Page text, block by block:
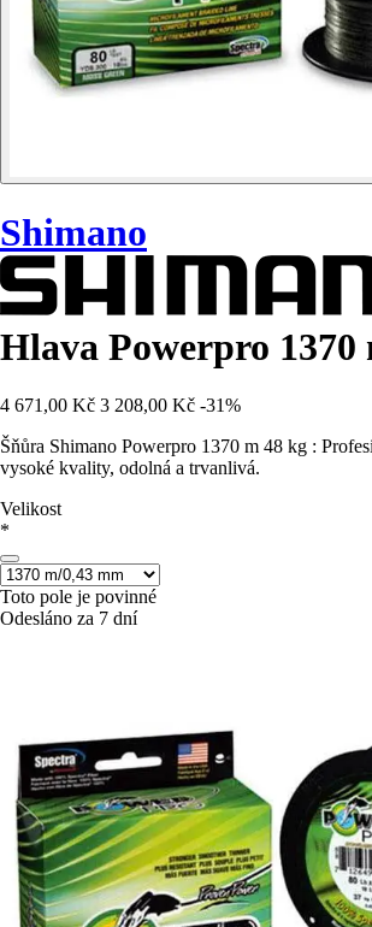
Shimano
Hlava Powerpro 1370
4 671,00 Kč 3 208,00 Kč -31%
Šňůra Shimano Powerpro 1370 m 48 kg :
vysoké kvality, odolná a trvanlivá.
Velikost
*
Toto pole je povinné
Odesláno za 7 dní